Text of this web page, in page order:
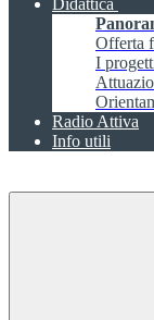
Didattica
Offerta
I
Radio Attiva
Info utili